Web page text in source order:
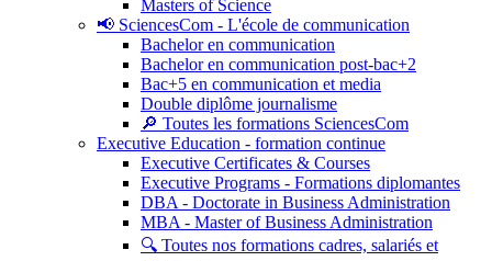
Masters of Science
📢 SciencesCom - L'école de communication
Bachelor en communication
Bachelor en communication post-bac+2
Bac+5 en communication et media
Double diplôme journalisme
🔎 Toutes les formations SciencesCom
Executive Education - formation continue
Executive Certificates & Courses
Executive Programs - Formations diplomantes
DBA - Doctorate in Business Administration
MBA - Master of Business Administration
🔍 Toutes nos formations cadres, salariés et